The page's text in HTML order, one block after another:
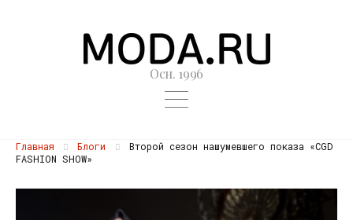
Осн. 1996
Главная Блоги
Второй сезон нашумевшего показа «CGD
FASHION SHOW»